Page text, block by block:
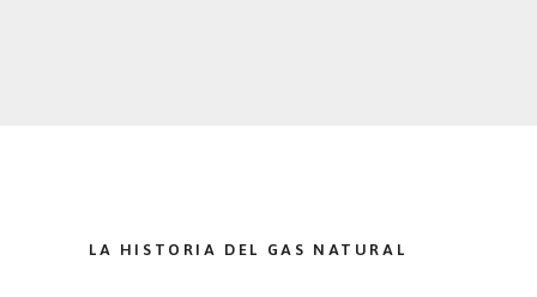
LA HISTORIA DEL GAS NATURAL